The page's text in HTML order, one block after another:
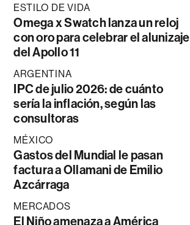
ESTILO DE VIDA
Omega x Swatch lanza un reloj
con oro para celebrar el alunizaje
del Apollo 11
ARGENTINA
IPC de julio 2026: de cuánto
sería la inflación, según las
consultoras
MÉXICO
Gastos del Mundial le pasan
factura a Ollamani de Emilio
Azcárraga
MERCADOS
El Niño amenaza a América